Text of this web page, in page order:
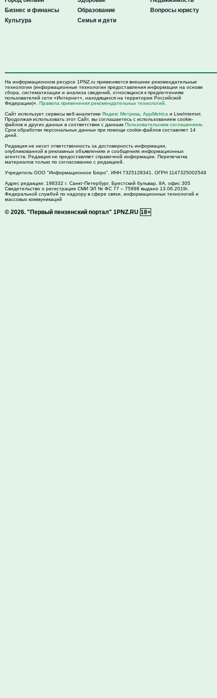
Бизнес и финансы
Культура
Образование
Семья и дети
Вопросы юристу
На информационном ресурсе 1PNZ.ru применяются внешние рекомендательные
технологии (информационные технологии предоставления информации на основе
сбора, систематизации и анализа сведений, относящихся к предпочтениям
пользователей сети «Интернет», находящихся на территории Российской
Федерации)». Правила применения рекомендательных технологий
Сайт использует сервисы веб-аналитики Яндекс Метрика AppMetrica и LiveInternet.
Продолжая использовать этот Сайт, вы соглашаетесь с использованием cookie-
файлов и других данных в соответствии с данным Пользовательским соглашением
Срок обработки персональных данных при помощи cookie-файлов составляет 14
дней.
Редакция не несет ответственность за достоверность информации,
опубликованной в рекламных объявлениях и сообщениях информационных
агентств. Редакция не предоставляет справочной информации. Перепечатка
материалов только по согласованию с редакцией.
Учредитель ООО "Информационное Бюро". ИНН 7325128341, ОГРН 1147325002549
Адрес редакции: 198332 г. Санкт-Петербург, Брестский бульвар, 8А, офис 305
Свидетельство о регистрации СМИ ЭЛ № ФС 77 – 75998 выдано 13.06.2019г.
Федеральной службой по надзору в сфере связи, информационных технологий и
массовых коммуникаций
© 2026. "Первый пензенский портал" 1PNZ.RU 18+